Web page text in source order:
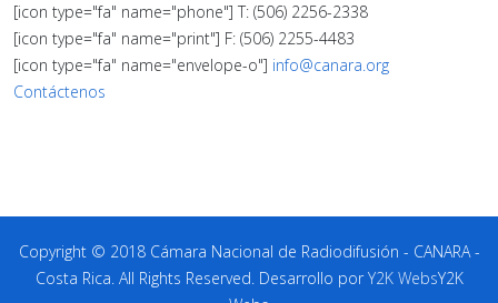
[icon type="fa" name="phone"] T: (506) 2256-2338
[icon type="fa" name="print"] F: (506) 2255-4483
[icon type="fa" name="envelope-o"] info@canara.org
Contáctenos
Copyright © 2018 Cámara Nacional de Radiodifusión - CANARA -
Costa Rica. All Rights Reserved. Desarrollo por Y2K WebsY2K